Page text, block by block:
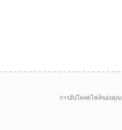
การอัปโหลดไฟล์ของคุณ